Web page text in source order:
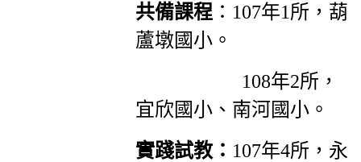
共備課程 ：107年1所，葫
蘆墩國小。
108年2所，
宜欣國小、南河國小。
實踐試教： 107年4所，永